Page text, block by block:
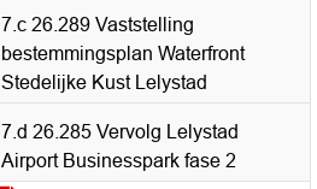
7.c 26.289 Vaststelling
bestemmingsplan Waterfront
Stedelijke Kust Lelystad
7.d 26.285 Vervolg Lelystad
Airport Businesspark fase 2